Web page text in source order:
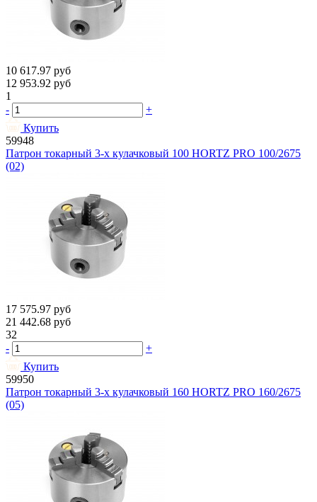
10 617.97 руб
12 953.92 руб
1
-
+
Купить
59948
Патрон токарный 3-х кулачковый 100 HORTZ PRO 100/2675
(02)
17 575.97 руб
21 442.68 руб
32
-
+
Купить
59950
Патрон токарный 3-х кулачковый 160 HORTZ PRO 160/2675
(05)